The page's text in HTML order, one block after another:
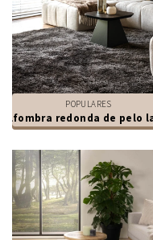
POPULARES
Alfombra redonda de pelo